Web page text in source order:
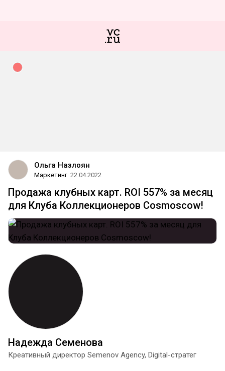
Ольга Назлоян
Маркетинг 22.04.2022
Продажа клубных карт. ROI 557% за месяц
для Клуба Коллекционеров Cosmoscow!
Надежда Семенова
Креативный директор Semenov Agency, Digital-стратег